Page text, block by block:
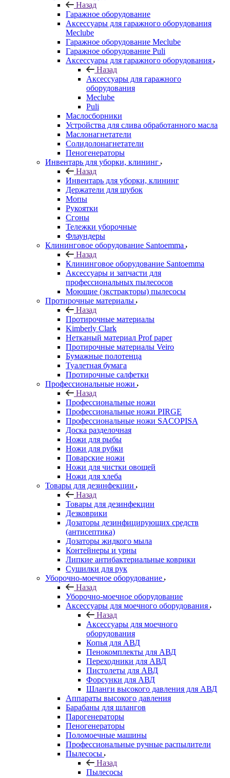
Назад
Гаражное оборудование
Аксессуары для гаражного оборудования
Meclube
Гаражное оборудование Meclube
Гаражное оборудование Puli
Аксессуары для гаражного оборудования
Назад
Аксессуары для гаражного
оборудования
Meclube
Puli
Маслосборники
Устройства для слива обработанного масла
Маслонагнетатели
Солидолонагнетатели
Пеногенераторы
Инвентарь для уборки, клининг
Назад
Инвентарь для уборки, клининг
Держатели для шубок
Мопы
Рукоятки
Сгоны
Тележки уборочные
Флаундеры
Клининговое оборудование Santoemma
Назад
Клининговое оборудование Santoemma
Аксессуары и запчасти для
профессиональных пылесосов
Моющие (экстракторы) пылесосы
Протирочные материалы
Назад
Протирочные материалы
Kimberly Clark
Нетканый материал Prof paper
Протирочные материалы Veiro
Бумажные полотенца
Туалетная бумага
Протирочные салфетки
Профессиональные ножи
Назад
Профессиональные ножи
Профессиональные ножи PIRGE
Профессиональные ножи SACOPISA
Доска разделочная
Ножи для рыбы
Ножи для рубки
Поварские ножи
Ножи для чистки овощей
Ножи для хлеба
Товары для дезинфекции
Назад
Товары для дезинфекции
Дезковрики
Дозаторы дезинфицирующих средств
(антисептика)
Дозаторы жидкого мыла
Контейнеры и урны
Липкие антибактериальные коврики
Сушилки для рук
Уборочно-моечное оборудование
Назад
Уборочно-моечное оборудование
Аксессуары для моечного оборудования
Назад
Аксессуары для моечного
оборудования
Копья для АВД
Пенокомплекты для АВД
Переходники для АВД
Пистолеты для АВД
Форсунки для АВД
Шланги высокого давления для АВД
Аппараты высокого давления
Барабаны для шлангов
Парогенераторы
Пеногенераторы
Поломоечные машины
Профессиональные ручные распылители
Пылесосы
Назад
Пылесосы